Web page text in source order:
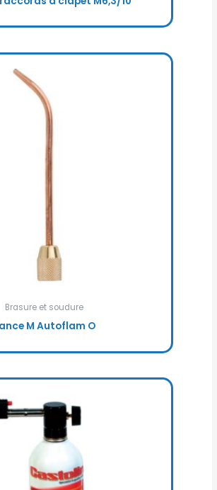
Brasure et soudure
M Autoflam O